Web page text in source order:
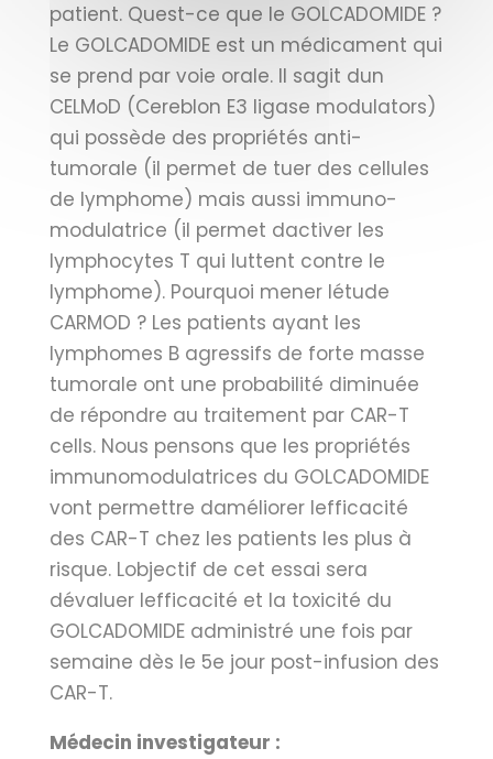
patient. Quest-ce que le GOLCADOMIDE ?
Le GOLCADOMIDE est un médicament qui
se prend par voie orale. Il sagit dun
CELMoD (Cereblon E3 ligase modulators)
qui possède des propriétés anti-
tumorale (il permet de tuer des cellules
de lymphome) mais aussi immuno-
modulatrice (il permet dactiver les
lymphocytes T qui luttent contre le
lymphome). Pourquoi mener létude
CARMOD ? Les patients ayant les
lymphomes B agressifs de forte masse
tumorale ont une probabilité diminuée
de répondre au traitement par CAR-T
cells. Nous pensons que les propriétés
immunomodulatrices du GOLCADOMIDE
vont permettre daméliorer lefficacité
des CAR-T chez les patients les plus à
risque. Lobjectif de cet essai sera
dévaluer lefficacité et la toxicité du
GOLCADOMIDE administré une fois par
semaine dès le 5e jour post-infusion des
CAR-T.
Médecin investigateur :